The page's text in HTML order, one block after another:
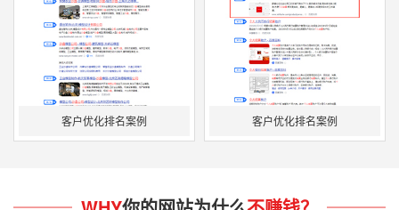
客户优化排名案例 客户优化排名案例